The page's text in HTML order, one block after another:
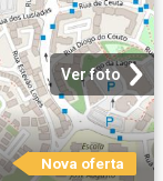
Ver foto
Nova oferta